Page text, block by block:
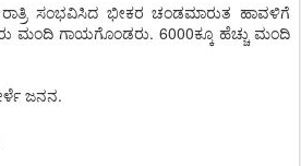
ರಾತ್ರಿ ಸಂಭವಿಸಿದ ಭೀಕರ ಚಂಡಮಾರುತ ಹಾವಳಿಗೆ
ಮಂದಿ ಗಾಯಗೊಂಡರು. 6000ಕ್ಕೂ ಹೆಚ್ಚು ಮಂದಿ
ಜನನ.